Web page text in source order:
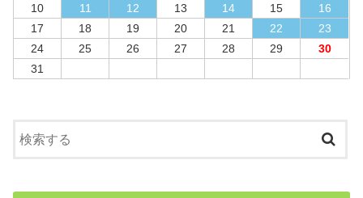
10
11 12 13 14 15
16
17
18 19 20 21 22
23
24
25 26 27 28 29
30
31